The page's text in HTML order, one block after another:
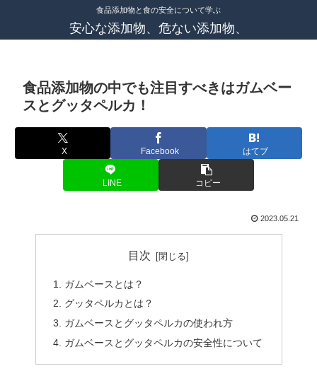
食品添加物と食の安全について学ぶ
安心な添加物、危ない添加物、
食品添加物の中でも注目すべきはガムベー
スとグッタペルカ！
X Facebook はてブ
LINE コピー
2023.05.21
目次
ガムベースとは？
グッタペルカとは？
ガムベースとグッタペルカの使われ方
ガムベースとグッタペルカの安全性について